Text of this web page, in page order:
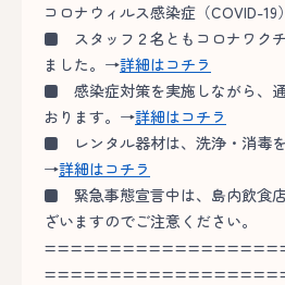
コロナウィルス感染症（COVID-
■ スタッフ２名ともコロナワク
ました。→詳細はコチラ
■ 感染症対策を実施しながら、
おります。→詳細はコチラ
■ レンタル器材は、洗浄・消毒
→詳細はコチラ
■ 緊急事態宣言中は、島内飲食
ざいますのでご注意ください。